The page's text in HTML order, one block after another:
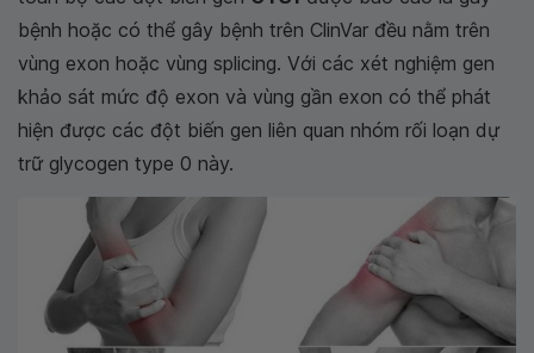
bệnh hoặc có thể gây bệnh trên ClinVar đều nằm trên
vùng exon hoặc vùng splicing. Với các xét nghiệm gen
khảo sát mức độ exon và vùng gần exon có thể phát
hiện được các đột biến gen liên quan nhóm rối loạn dự
trữ glycogen type 0 này.